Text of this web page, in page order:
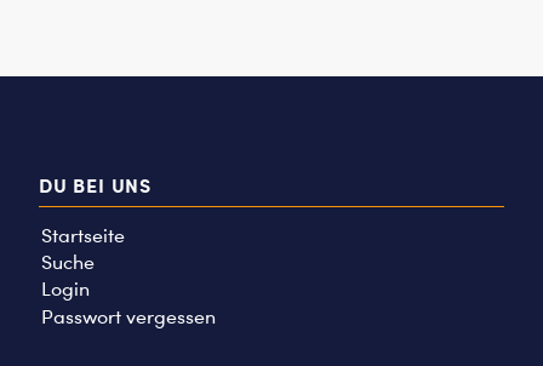
DU BEI UNS
Startseite
Suche
Login
Passwort vergessen